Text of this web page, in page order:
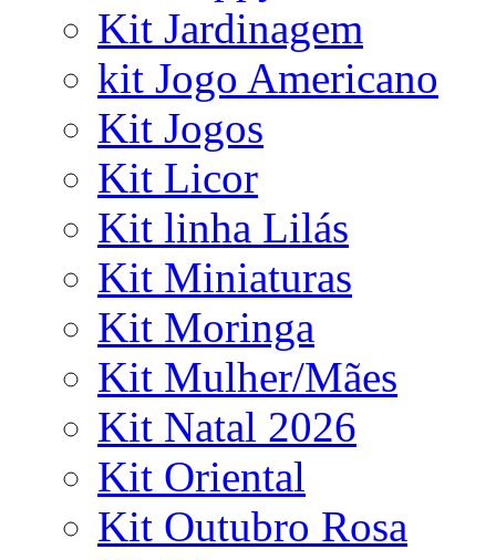
Kit Jardinagem
kit Jogo Americano
Kit Jogos
Kit Licor
Kit linha Lilás
Kit Miniaturas
Kit Moringa
Kit Mulher/Mães
Kit Natal 2026
Kit Oriental
Kit Outubro Rosa